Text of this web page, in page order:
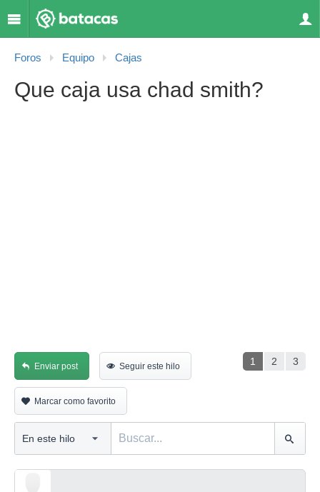
Foros Equipo Cajas
Que caja usa chad smith?
1 2 3
Enviar post Seguir este hilo
Marcar como favorito